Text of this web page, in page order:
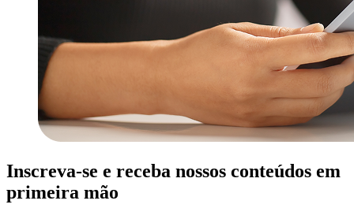
Inscreva-se e receba nossos conteúdos em
primeira mão